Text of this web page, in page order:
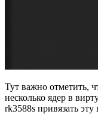
Тут важно отметить,
несколько ядер в
rk3588s привязать